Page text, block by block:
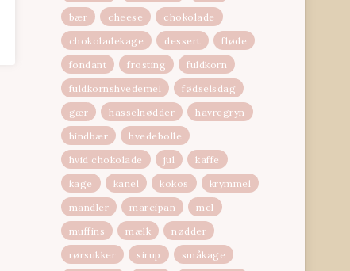
bær
cheese
chokolade
chokoladekage
dessert
fløde
fondant
frosting
fuldkorn
fuldkornshvedemel
fødselsdag
gær
hasselnødder
havregryn
hindbær
hvedebolle
hvid chokolade
jul
kaffe
kage
kanel kokos
krymmel
mandler
marcipan
mel
muffins
mælk
nødder
rørsukker
sirup
småkage